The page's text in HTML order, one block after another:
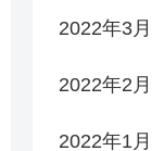
2022年3月
2022年2月
2022年1月